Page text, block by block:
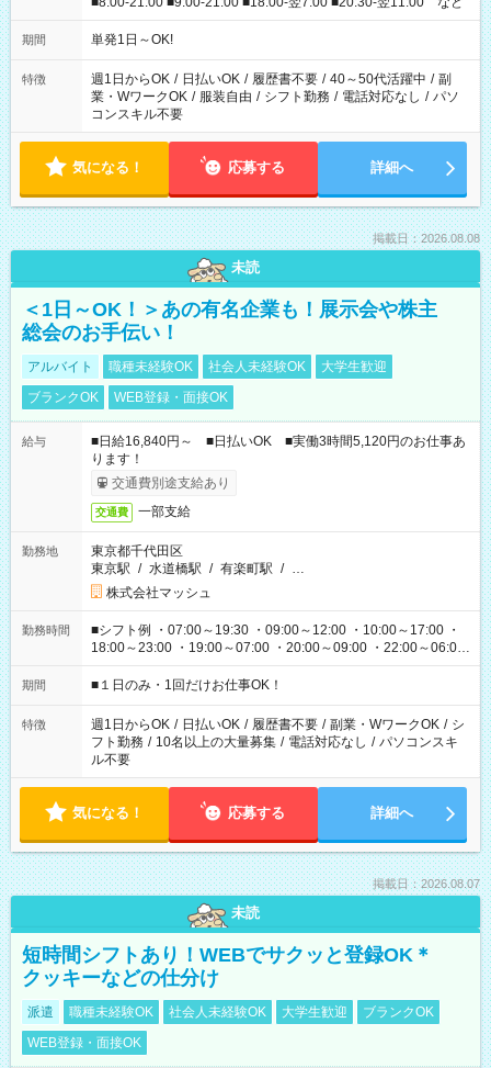
期間 単発1日～OK!
特徴 週1日からOK / 日払いOK / 履歴書不要 / 40～50代活躍中 / 副
業・WワークOK / 服装自由 / シフト勤務 / 電話対応なし / パソ
コンスキル不要
気になる！ 応募する 詳細へ
掲載日：2026.08.08
未読
＜1日～OK！＞あの有名企業も！展示会や株主
総会のお手伝い！
アルバイト 職種未経験OK 社会人未経験OK
大学生歓迎
ブランクOK
WEB登録・面接OK
給与
■日給16,840円～ ■日払いOK ■実働3時間5,120円のお仕事あ
ります！
交通費別途支給あり
交通費 一部支給
勤務地
東京都千代田区
東京駅 / 水道橋駅 / 有楽町駅 / …
株式会社マッシュ
勤務時間
■シフト例 ・07:00～19:30 ・09:00～12:00 ・10:00～17:00 ・
18:00～23:00 ・19:00～07:00 ・20:00～09:00 ・22:00～06:00
etc ★最短で3時間で5,120円のお仕事から 15時間で2万円近く稼
げるお仕事も！ ご希望のお時間に合わせてご紹介！ ※シフトは
ください！
期間 ■１日のみ・1回だけお仕事OK！
特徴 週1日からOK / 日払いOK / 履歴書不要 / 副業・WワークOK / シ
フト勤務 / 10名以上の大量募集 / 電話対応なし / パソコンスキ
ル不要
気になる！ 応募する 詳細へ
掲載日：2026.08.07
未読
短時間シフトあり！WEBでサクッと登録OK＊
クッキーなどの仕分け
派遣 職種未経験OK 社会人未経験OK 大学生歓迎
ブランクOK
WEB登録・面接OK